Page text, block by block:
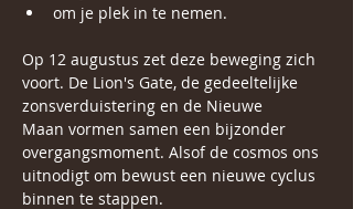
om je plek in te nemen.
Op 12 augustus zet deze beweging zich
voort. De Lion's Gate, de gedeeltelijke
zonsverduistering en de Nieuwe
Maan vormen samen een bijzonder
overgangsmoment. Alsof de cosmos ons
uitnodigt om bewust een nieuwe cyclus
binnen te stappen.